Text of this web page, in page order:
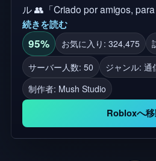
ル 👥「Criado por amigos,
続きを読む
95% お気に入り: 324,475
サーバー人数: 50
ジャンル: 通
制作者: Mush Studio
Robloxへ